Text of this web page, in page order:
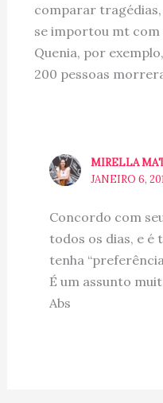
comparar
se importou mt
Quenia, por
200 pessoas
MIRELLA
JANEIRO 6,
Concordo com
todos os dias, e é
tenha
É um assunto
Abs